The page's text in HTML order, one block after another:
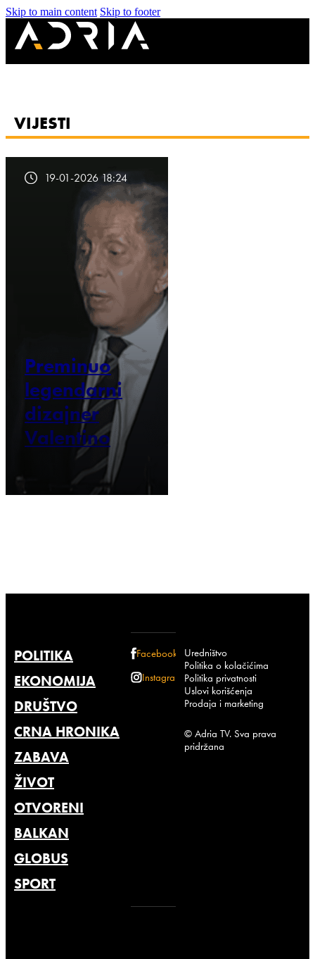
Skip to main content Skip to footer
VIJESTI
19-01-2026 18:24
Preminuo
legendarni
dizajner
Valentino
POLITIKA
EKONOMIJA
DRUŠTVO
CRNA HRONIKA
ZABAVA
ŽIVOT
OTVORENI
BALKAN
GLOBUS
SPORT
Facebook
Instagram
Uredništvo
Politika o kolačićima
Politika privatnosti
Uslovi korišćenja
Prodaja i marketing
© Adria TV. Sva prava
pridržana